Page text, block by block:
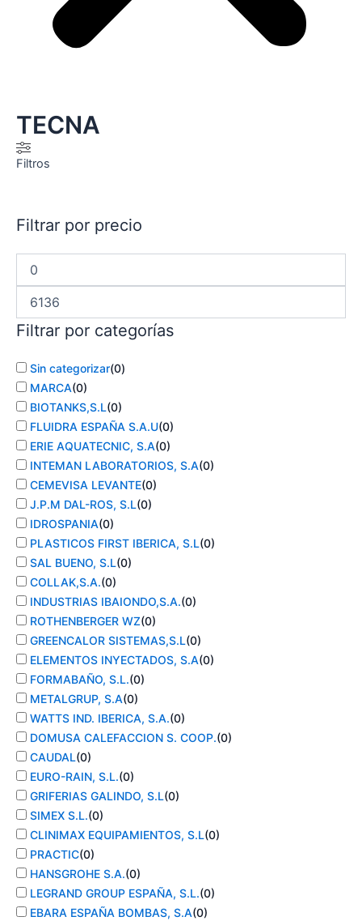
TECNA
Filtros
Filtrar por precio
Filtrar por categorías
Sin categorizar(0)
MARCA(0)
BIOTANKS,S.L(0)
FLUIDRA ESPAÑA S.A.U(0)
ERIE AQUATECNIC, S.A(0)
INTEMAN LABORATORIOS, S.A(0)
CEMEVISA LEVANTE(0)
J.P.M DAL-ROS, S.L(0)
IDROSPANIA(0)
PLASTICOS FIRST IBERICA, S.L(0)
SAL BUENO, S.L(0)
COLLAK,S.A.(0)
INDUSTRIAS IBAIONDO,S.A.(0)
ROTHENBERGER WZ(0)
GREENCALOR SISTEMAS,S.L(0)
ELEMENTOS INYECTADOS, S.A(0)
FORMABAÑO, S.L.(0)
METALGRUP, S.A(0)
WATTS IND. IBERICA, S.A.(0)
DOMUSA CALEFACCION S. COOP.(0)
CAUDAL(0)
EURO-RAIN, S.L.(0)
GRIFERIAS GALINDO, S.L(0)
SIMEX S.L.(0)
CLINIMAX EQUIPAMIENTOS, S.L(0)
PRACTIC(0)
HANSGROHE S.A.(0)
LEGRAND GROUP ESPAÑA, S.L.(0)
EBARA ESPAÑA BOMBAS, S.A(0)